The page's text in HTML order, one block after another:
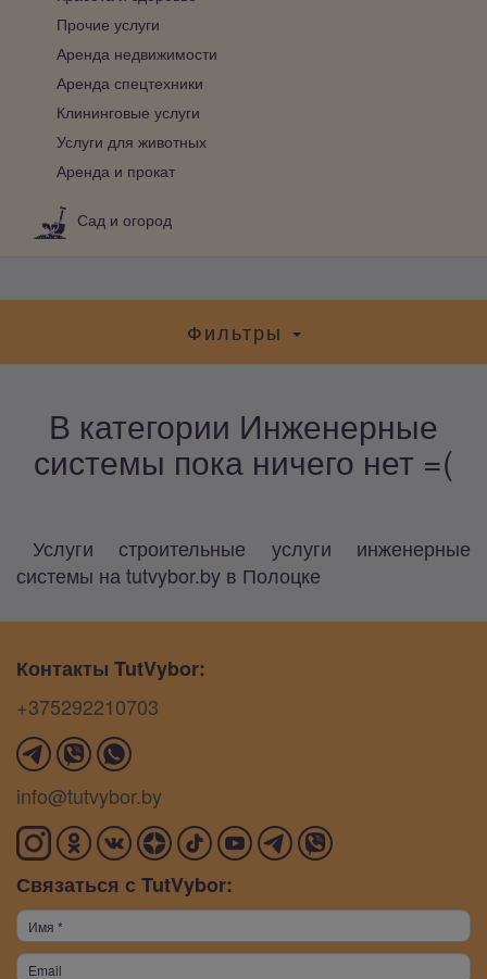
Прочие услуги
Аренда недвижимости
Аренда спецтехники
Клининговые услуги
Услуги для животных
Аренда и прокат
Сад и огород
Фильтры
В категории Инженерные
системы пока ничего нет =(
Услуги строительные услуги инженерные
системы на tutvybor.by в Полоцке
Контакты TutVybor:
+375292210703
info@tutvybor.by
Связаться с TutVybor: